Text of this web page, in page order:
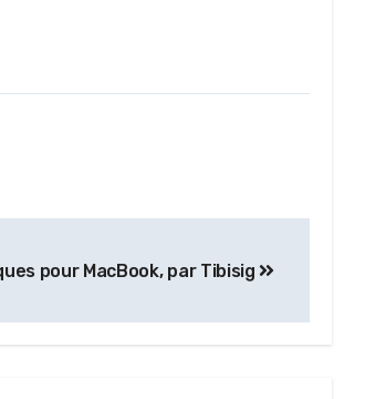
pour MacBook, par Tibisig